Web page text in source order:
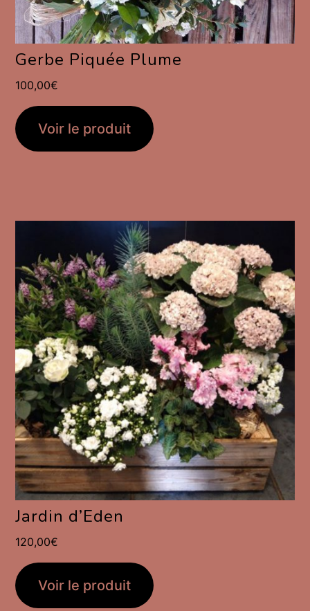
Gerbe Piquée Plume
100,00€
Voir le produit
Jardin d’Eden
120,00€
Voir le produit